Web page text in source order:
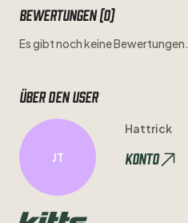
Bewertungen (0)
Es gibt noch keine Bewertungen.
Über den user
JT
Hattrick
Konto